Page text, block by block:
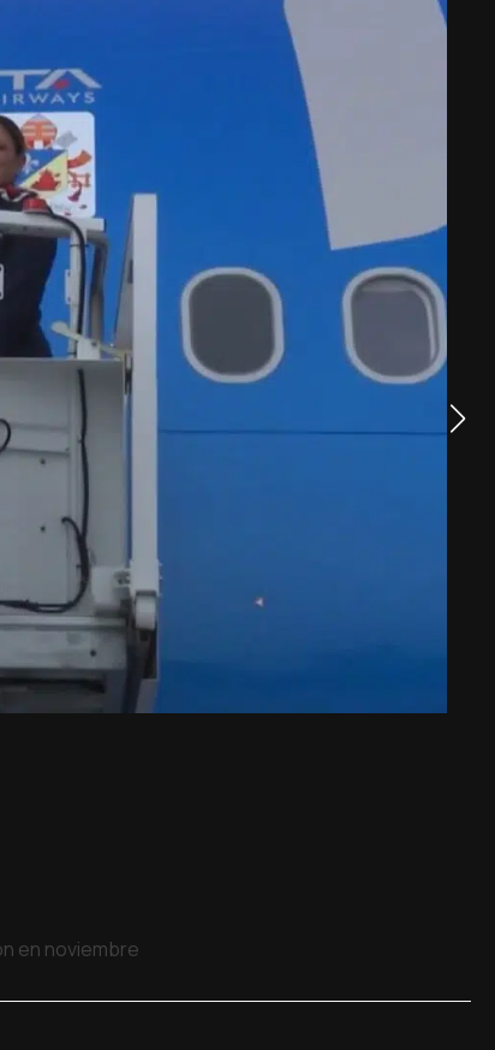
en noviembre